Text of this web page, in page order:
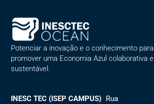
Potenciar a inovação e o conhecimento para
promover uma Economia Azul colaborativa e
sustentável.
INESC TEC (ISEP CAMPUS) Rua